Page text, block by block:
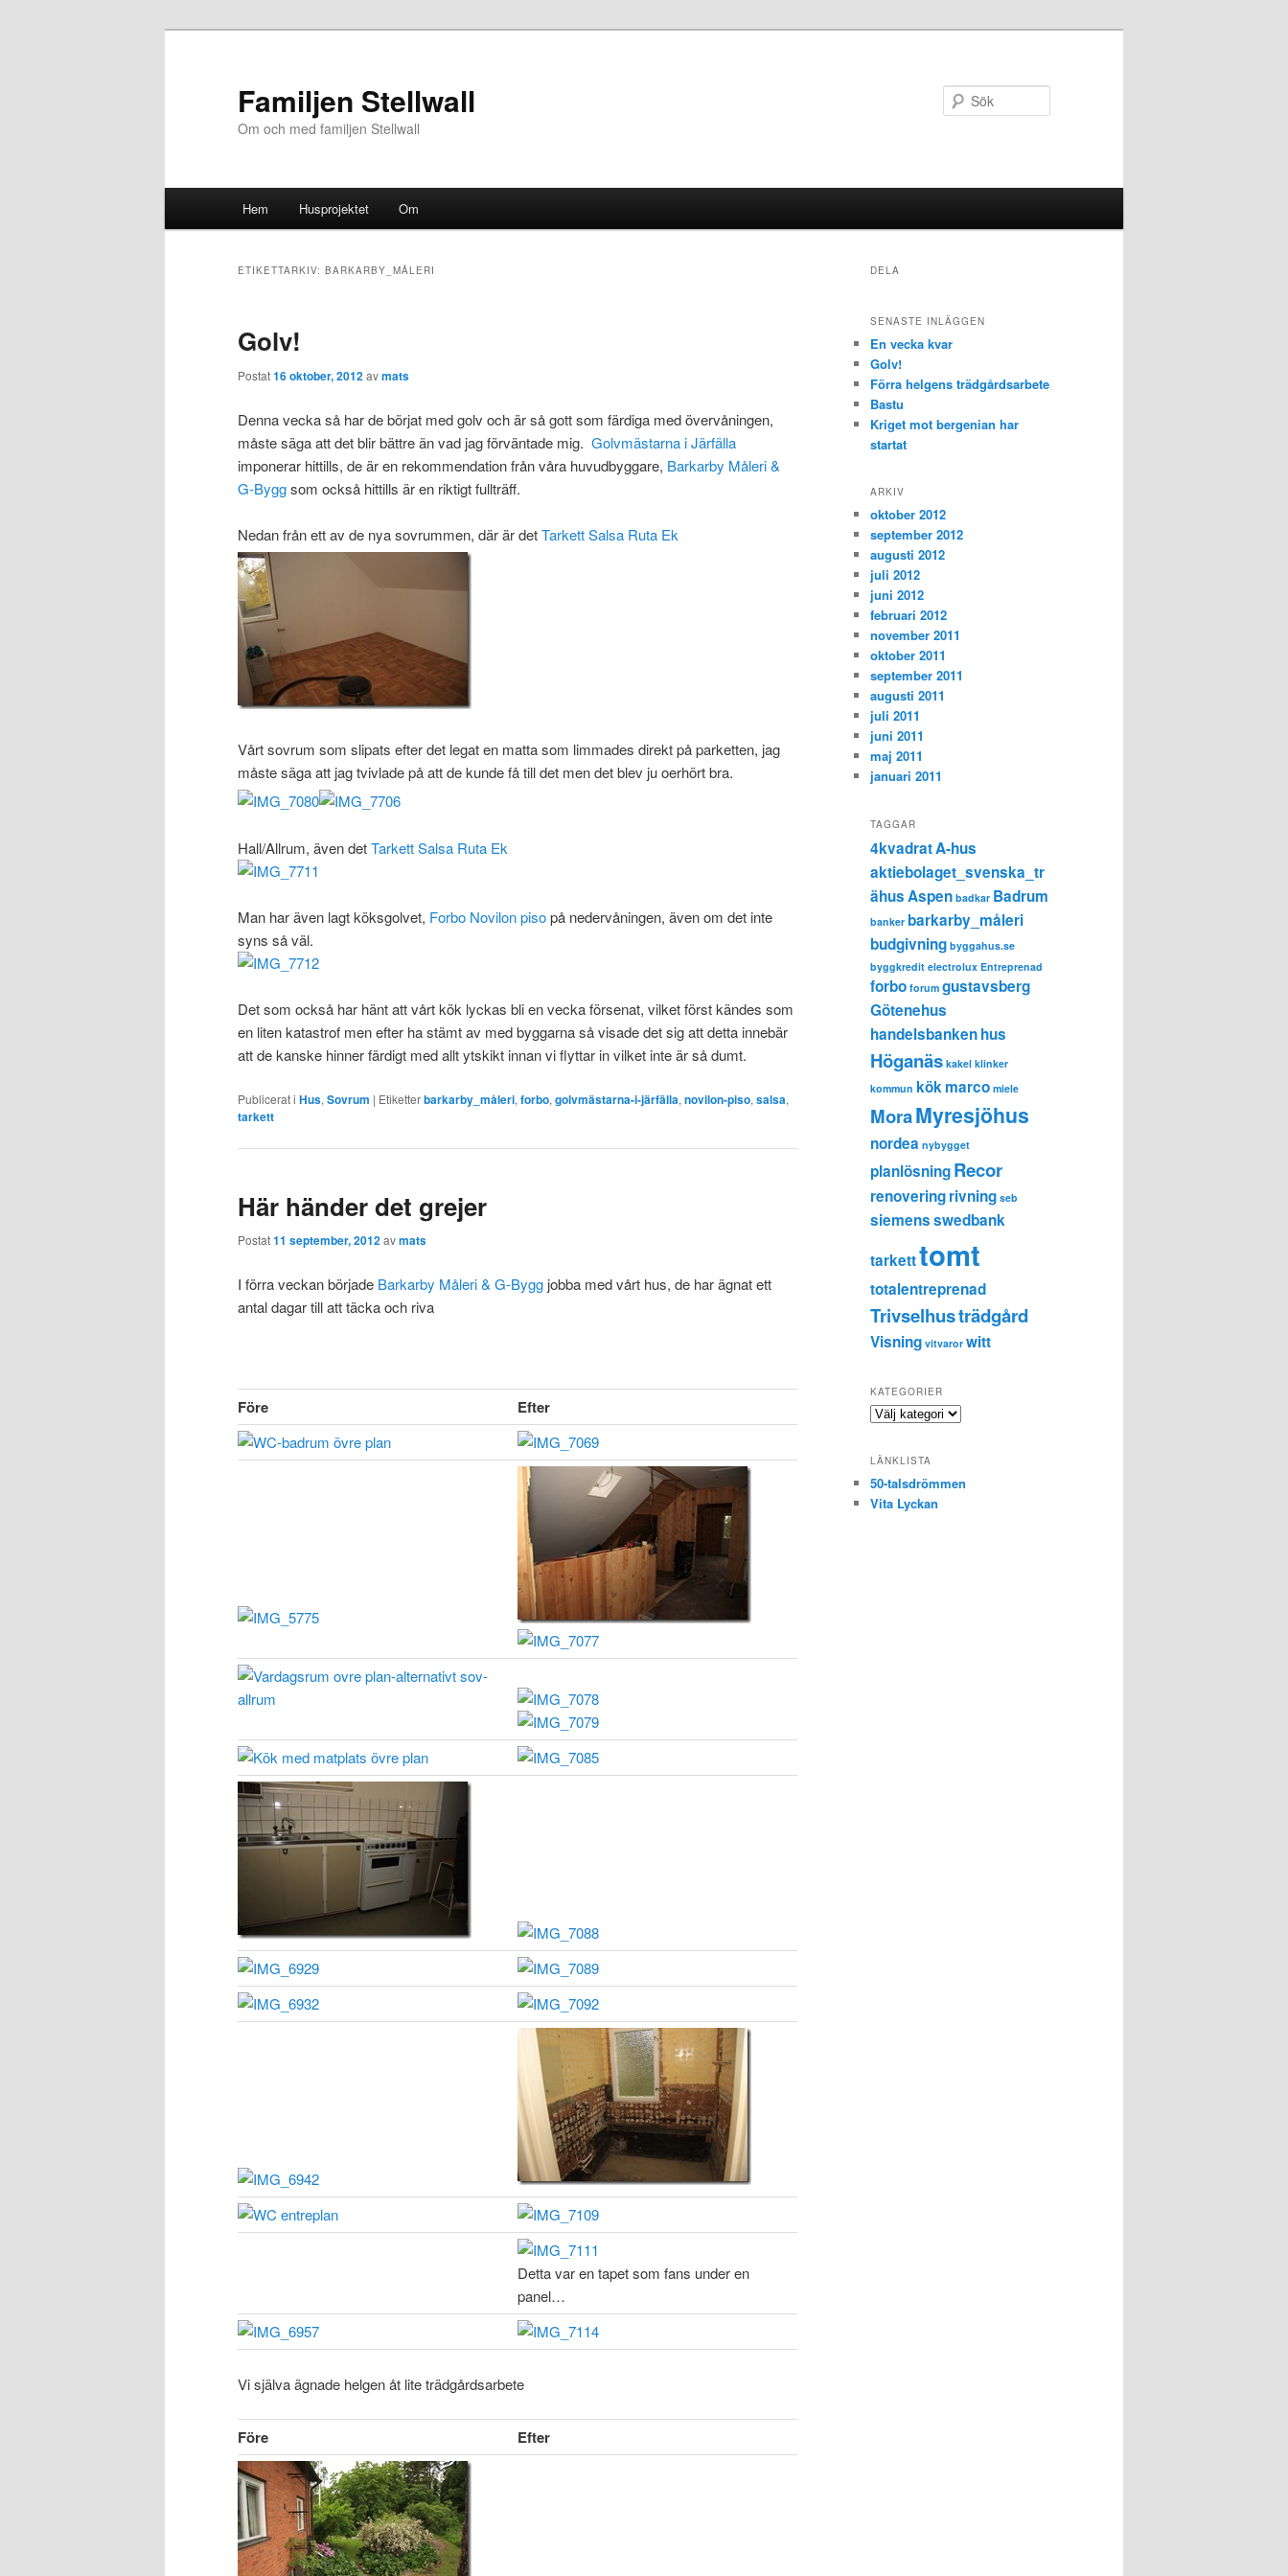
Familjen Stellwall
Om och med familjen Stellwall
Hoppa
Hoppa
innehåll
Hem Husprojektet Om
ETIKETTARKIV: BARKARBY_MÅLERI
Golv!
Postat16 oktober, 2012avmats
Denna vecka så har de börjat med golv och är så gott som färdiga med övervåningen,
måste säga att det blir bättre än vad jag förväntade mig. Golvmästarna i Järfälla
imponerar hittills, de är en rekommendation från våra huvudbyggare, Barkarby Måleri &
G-Byggsom också hittills är en riktigt fullträff.
Nedan från ett av de nya sovrummen, där är detTarkett Salsa Ruta Ek
Vårt sovrum som slipats efter det legat en matta som limmades direkt på parketten, jag
måste säga att jag tvivlade på att de kunde få till det men det blev ju oerhört bra.
Hall/Allrum, även detTarkett Salsa Ruta Ek
Man har även lagt köksgolvet, Forbo Novilon pisopå nedervåningen, även om det inte
syns så väl.
Det som också har hänt att vårt kök lyckas bli en vecka försenat, vilket först kändes som
en liten katastrof men efter ha stämt av med byggarna så visade det sig att detta innebär
att de kanske hinner färdigt med allt ytskikt innan vi flyttar in vilket inte är så dumt.
Publicerat i Hus, Sovrum | Etiketterbarkarby_måleri, forbo, golvmästarna-i-järfälla, novilon-piso, salsa,
tarkett
Här händer det grejer
Postat11 september, 2012avmats
I förra veckan började Barkarby Måleri & G-Bygg jobba med vårt hus, de har ägnat ett
antal dagar till att täcka och riva
Före Efter
Detta var en tapet som fans under en
panel…
Vi själva ägnade helgen åt lite trädgårdsarbete
Före Efter
DELA
SENASTE INLÄGGEN
En vecka kvar
Golv!
Förra helgens trädgårdsarbete
Bastu
Kriget mot bergenian har
startat
ARKIV
oktober 2012
september 2012
augusti 2012
juli 2012
juni 2012
februari 2012
november 2011
oktober 2011
september 2011
augusti 2011
juli 2011
juni 2011
maj 2011
januari 2011
TAGGAR
4kvadratA-hus
aktiebolaget_svenska_tr
ähusAspen badkar Badrum
banker barkarby_måleri
budgivning byggahus.se
byggkredit electrolux Entreprenad
forbo forum gustavsberg
Götenehus
handelsbankenhus
Höganäs kakel klinker
kommun kökmarco miele
MoraMyresjöhus
nordea nybygget
planlösningRecor
renoveringrivning seb
siemensswedbank
tarketttomt
totalentreprenad
Trivselhusträdgård
Visning vitvaror witt
KATEGORIER
K
e
g
o
LÄNKLISTA
50-talsdrömmen
Vita Lyckan